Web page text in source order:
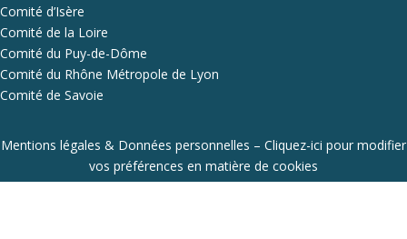
Comité d’Isère
Comité de la Loire
Comité du Puy-de-Dôme
Comité du Rhône Métropole de Lyon
Comité de Savoie
Mentions légales & Données personnelles – Cliquez-ici pour modifier
vos préférences en matière de cookies